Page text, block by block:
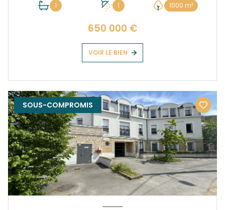
1 1 1000 m²
650 000 €
VOIR LE BIEN
SOUS-COMPROMIS